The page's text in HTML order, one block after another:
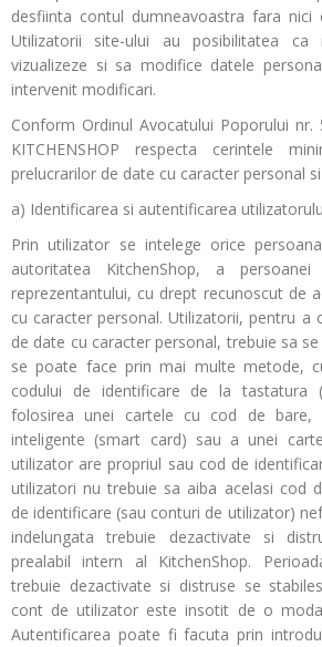
desfiinta contul dumneavoastra fara nici
Utilizatorii site-ului au posibilitatea
vizualizeze si sa modifice datele
intervenit modificari.
Conform Ordinul Avocatului Poporului
KITCHENSHOP respecta cerintele
prelucrarilor de date cu caracter personal
a) Identificarea si autentificarea
Prin utilizator se intelege orice
autoritatea KitchenShop, a
reprezentantului, cu drept recunoscut de
cu caracter personal. Utilizatorii, pentru a
de date cu caracter personal, trebuie sa
se poate face prin mai multe metode,
codului de identificare de la tastatura
folosirea unei cartele cu cod de bare,
inteligente (smart card) sau a unei
utilizator are propriul sau cod de
utilizatori nu trebuie sa aiba acelasi cod
de identificare (sau conturi de utilizator)
indelungata trebuie dezactivate si
prealabil intern al KitchenShop.
trebuie dezactivate si distruse se
cont de utilizator este insotit de o
Autentificarea poate fi facuta prin